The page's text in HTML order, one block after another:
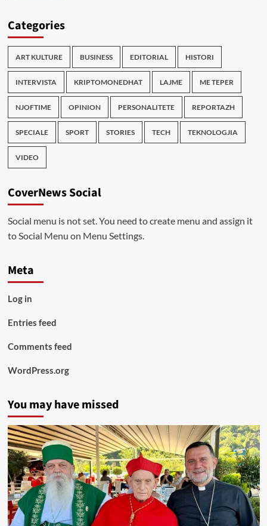
Categories
ART KULTURE BUSINESS EDITORIAL HISTORI
INTERVISTA KRIPTOMONEDHAT LAJME ME TEPER
NJOFTIME OPINION PERSONALITETE REPORTAZH
SPECIALE SPORT STORIES TECH TEKNOLOGJIA
VIDEO
CoverNews Social
Social menu is not set. You need to create menu and assign it
to Social Menu on Menu Settings.
Meta
Log in
Entries feed
Comments feed
WordPress.org
You may have missed